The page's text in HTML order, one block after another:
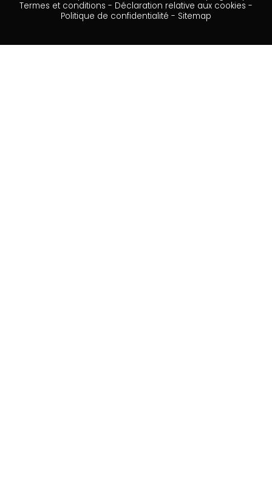
Termes et conditions - Déclaration relative aux cookies -
Politique de confidentialité - Sitemap